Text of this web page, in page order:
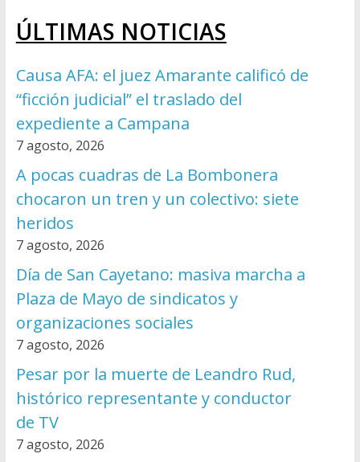
ÚLTIMAS NOTICIAS
Causa AFA: el juez Amarante calificó de
“ficción judicial” el traslado del
expediente a Campana
7 agosto, 2026
A pocas cuadras de La Bombonera
chocaron un tren y un colectivo: siete
heridos
7 agosto, 2026
Día de San Cayetano: masiva marcha a
Plaza de Mayo de sindicatos y
organizaciones sociales
7 agosto, 2026
Pesar por la muerte de Leandro Rud,
histórico representante y conductor
de TV
7 agosto, 2026